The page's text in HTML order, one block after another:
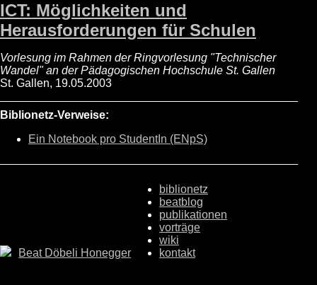
ICT: Möglichkeiten und
Herausforderungen für Schulen
Vorlesung im Rahmen der Ringvorlesung "Technischer
Wandel" an der Pädagogischen Hochschule St. Gallen
St. Gallen, 19.05.2003
Biblionetz-Verweise:
Ein Notebook pro StudentIn (ENpS)
Beat Döbeli Honegger
biblionetz
beatblog
publikationen
vorträge
wiki
kontakt